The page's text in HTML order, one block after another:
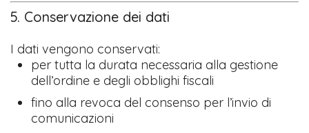
5. Conservazione dei dati
I dati vengono conservati:
per tutta la durata necessaria alla gestione
dell’ordine e degli obblighi fiscali
fino alla revoca del consenso per l’invio di
comunicazioni